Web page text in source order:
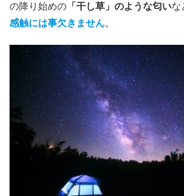
の降り始めの 「干し草」のような匂いな
感触には事欠きません。